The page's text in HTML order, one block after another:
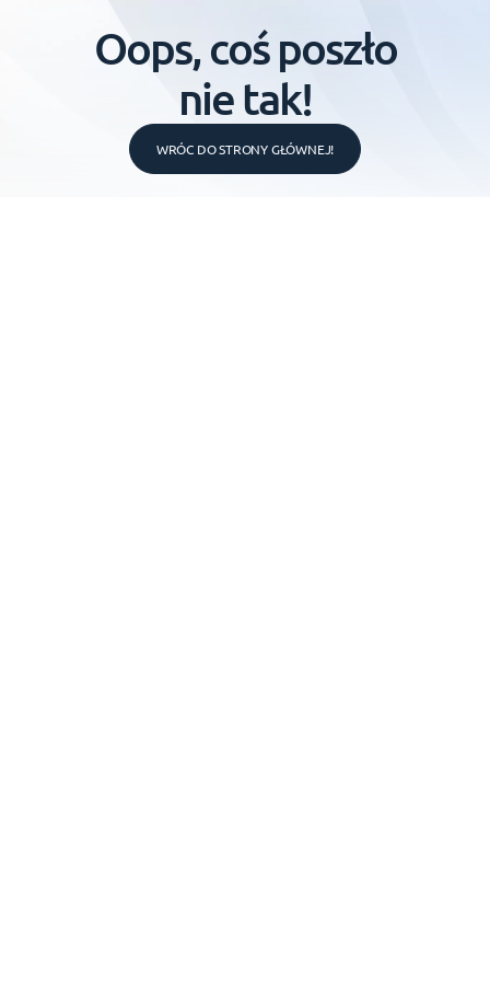
Oops, coś poszło
nie tak!
WRÓC DO STRONY GŁÓWNEJ!